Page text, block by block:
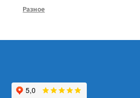
Разное